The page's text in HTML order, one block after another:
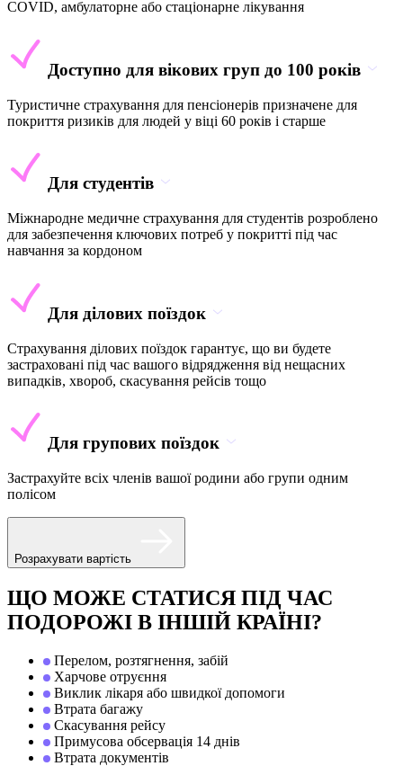
COVID, амбулаторне або стаціонарне лікування
Доступно для вікових груп до 100 років
Туристичне страхування для пенсіонерів призначене для
покриття ризиків для людей у віці 60 років і старше
Для студентів
Міжнародне медичне страхування для студентів розроблено
для забезпечення ключових потреб у покритті під час
навчання за кордоном
Для ділових поїздок
Страхування ділових поїздок гарантує, що ви будете
застраховані під час вашого відрядження від нещасних
випадків, хвороб, скасування рейсів тощо
Для групових поїздок
Застрахуйте всіх членів вашої родини або групи одним
полісом
Розрахувати вартість
ЩО МОЖЕ СТАТИСЯ ПІД ЧАС
ПОДОРОЖІ В ІНШІЙ КРАЇНІ?
Перелом, розтягнення, забій
Харчове отруєння
Виклик лікаря або швидкої допомоги
Втрата багажу
Скасування рейсу
Примусова обсервація 14 днів
Втрата документів